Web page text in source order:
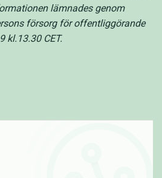
lämnades genom
försorg för offentliggörande
kl.13.30 CET.